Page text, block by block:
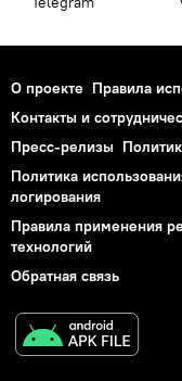
О проекте Правила
Контакты и
Пресс-релизы
Политика
логирования
Правила применения
технологий
Обратная связь